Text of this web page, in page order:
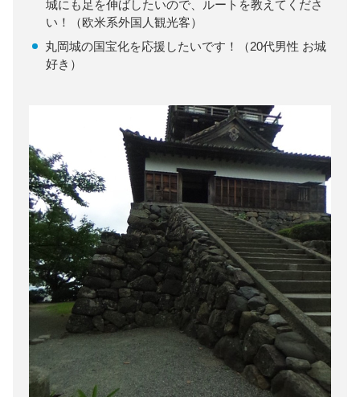
城にも足を伸ばしたいので、ルートを教えてくださ
い！（欧米系外国人観光客）
丸岡城の国宝化を応援したいです！（20代男性 お城
好き）